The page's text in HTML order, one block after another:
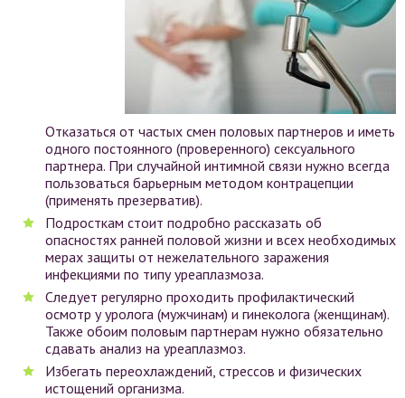
Отказаться от частых смен половых партнеров и иметь
одного постоянного (проверенного) сексуального
партнера. При случайной интимной связи нужно всегда
пользоваться барьерным методом контрацепции
(применять презерватив).
Подросткам стоит подробно рассказать об
опасностях ранней половой жизни и всех необходимых
мерах защиты от нежелательного заражения
инфекциями по типу уреаплазмоза.
Следует регулярно проходить профилактический
осмотр у уролога (мужчинам) и гинеколога (женщинам).
Также обоим половым партнерам нужно обязательно
сдавать анализ на уреаплазмоз.
Избегать переохлаждений, стрессов и физических
истощений организма.